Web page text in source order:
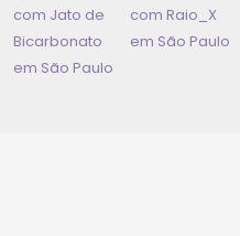
com Jato de
Bicarbonato
em São Paulo
com Raio_X
em São Paulo